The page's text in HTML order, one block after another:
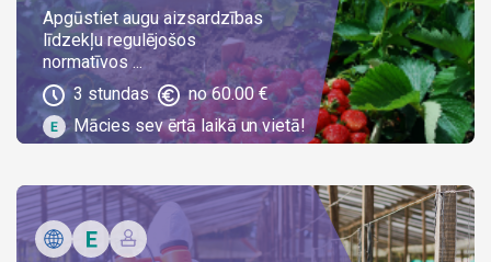
Apgūstiet augu aizsardzības
līdzekļu regulējošos
normatīvos ...
3 stundas no60.00€
Mācies sev ērtā laikā un vietā!